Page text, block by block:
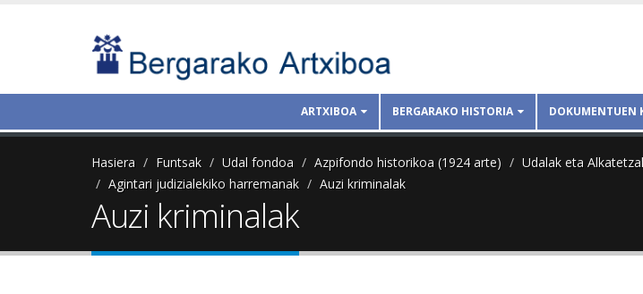
ARTXIBOA BERGARAKO HISTORIA DOKUMENTUEN
Hasiera Funtsak Udal fondoa Azpifondo historikoa (1924 arte)
Udalak eta
Agintari judizialekiko harremanak
Auzi kriminalak
Auzi kriminalak